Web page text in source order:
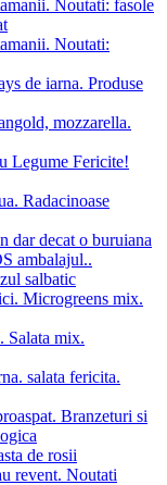
Noutati: fasole
Noutati:
de iarna. Produse
mozzarella.
Legume Fericite!
Radacinoase
dar decat o buruiana
ambalajul..
salbatic
Microgreens mix.
Salata mix.
salata fericita.
Branzeturi si
de rosii
revent. Noutati